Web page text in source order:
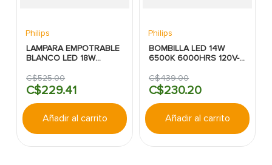
Philips
LAMPARA EMPOTRABLE
BLANCO LED 18W
CUADRADA DL252
PHILIPS
C$525.00
C$229.41
Añadir al carrito
Philips
BOMBILLA LED 14W
6500K 6000HRS 120V-
PACKPHILIPS
C$439.00
C$230.20
Añadir al carrito